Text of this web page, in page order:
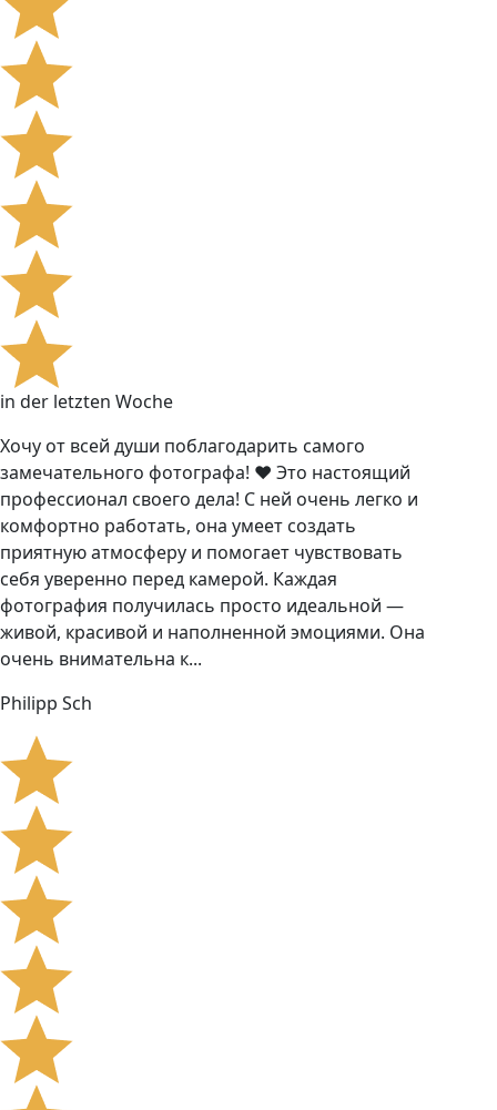
in der letzten Woche
Хочу от всей души поблагодарить самого
замечательного фотографа! ❤️ Это настоящий
профессионал своего дела! С ней очень легко и
комфортно работать, она умеет создать
приятную атмосферу и помогает чувствовать
себя уверенно перед камерой. Каждая
фотография получилась просто идеальной —
живой, красивой и наполненной эмоциями. Она
очень внимательна к...
Philipp Sch